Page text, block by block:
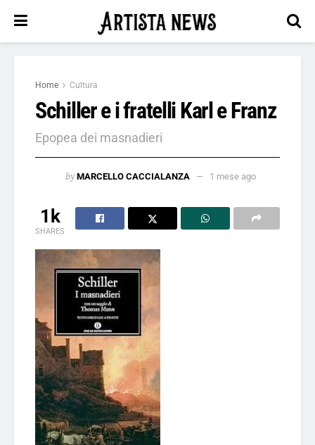
Home Cultura
Schiller e i fratelli Karl e Franz
Epopea dei masnadieri
by MARCELLO CACCIALANZA 1 mese ago
1k
SHARES